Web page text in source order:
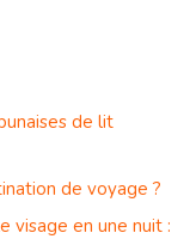
de lit
de voyage ?
visage en une nuit :